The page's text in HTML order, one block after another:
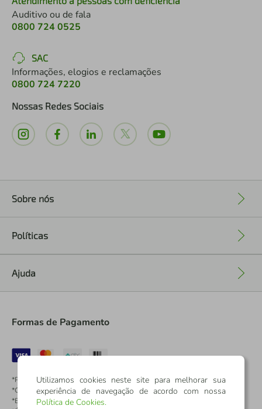
Auditivo ou de fala
0800 724 0525
SAC
Informações, elogios e reclamações
0800 724 7220
Nossas Redes Sociais
Sobre nós
Políticas
Ajuda
Formas de Pagamento
*Pontos dos Cartões Sicredi
*Cartões Sicredi
*Boleto exclusivo para associados PJ
Utilizamos cookies neste site para melhorar sua
experiência de navegação de acordo com nossa
Política de Cookies.